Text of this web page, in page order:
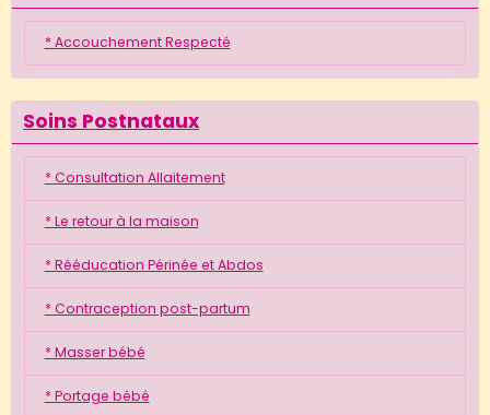
* Accouchement Respecté
Soins Postnataux
* Consultation Allaitement
* Le retour à la maison
* Rééducation Périnée et Abdos
* Contraception post-partum
* Masser bébé
* Portage bébé